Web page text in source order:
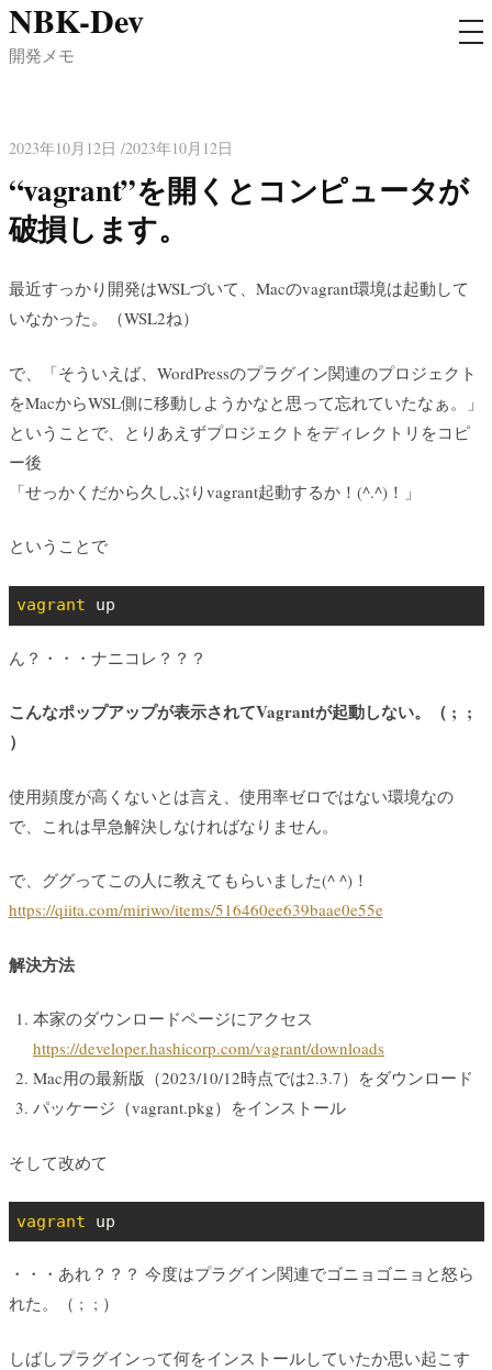
コ
ン
ス
キ
ッ
プ
NBK-Dev
開発メモ
メ
ニ
2023年10月12日 /2023年10月12日
“vagrant”を開くとコンピュータが
破損します。
最近すっかり開発はWSLづいて、Macのvagrant環境は起動して
いなかった。（WSL2ね）
で、「そういえば、WordPressのプラグイン関連のプロジェクト
をMacからWSL側に移動しようかなと思って忘れていたなぁ。」
ということで、とりあえずプロジェクトをディレクトリをコピ
ー後
「せっかくだから久しぶりvagrant起動するか！(^.^)！」
ということで
vagrant up
ん？・・・ナニコレ？？？
こんなポップアップが表示されてVagrantが起動しない。（ ; ;
）
使用頻度が高くないとは言え、使用率ゼロではない環境なの
で、これは早急解決しなければなりません。
で、ググってこの人に教えてもらいました(^ ^)！
https://qiita.com/miriwo/items/516460ee639baae0e55e
解決方法
本家のダウンロードページにアクセス
https://developer.hashicorp.com/vagrant/downloads
Mac用の最新版（2023/10/12時点では2.3.7）をダウンロード
パッケージ（vagrant.pkg）をインストール
そして改めて
vagrant up
・・・あれ？？？ 今度はプラグイン関連でゴニョゴニョと怒ら
れた。（ ; ; ）
しばしプラグインって何をインストールしていたか思い起こす